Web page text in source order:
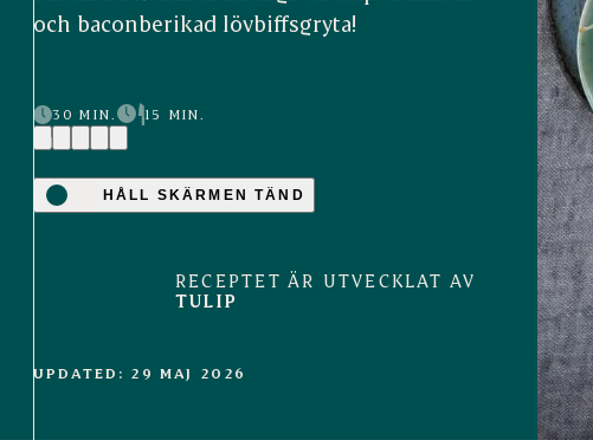
och baconberikad lövbiffsgryta!
30 MIN.
15 MIN.
(13)
HÅLL SKÄRMEN TÄND
RECEPTET ÄR UTVECKLAT AV
TULIP
UPDATED: 29 MAJ 2026